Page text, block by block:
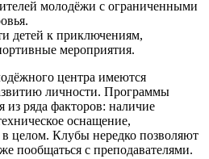
молодёжи с ограниченными
детей к приключениям,
мероприятия.
центра имеются
личности. Программы
из ряда факторов: наличие
оснащение,
целом. Клубы нередко позволяют
пообщаться с преподавателями.